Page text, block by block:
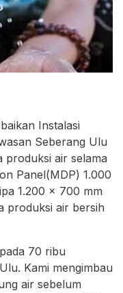
Instalasi
Seberang Ulu
produksi air selama
Panel(MDP) 1.000
1.200 x 700 mm
produksi air bersih
70 ribu
Kami mengimbau
air sebelum